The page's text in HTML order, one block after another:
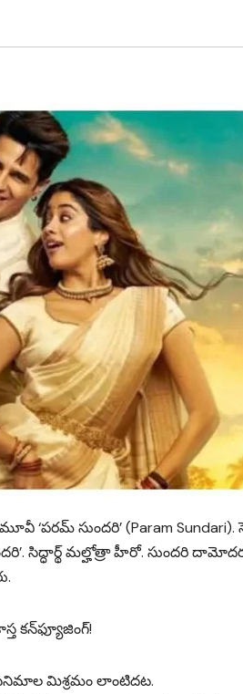
సుందరి’ (Param Sundari).
సిద్ధార్థ్‌ మల్హోత్రా హీరో. సుందరి
కన్‌ఫ్యూజింగ్‌!
సినిమాల మిశ్రమం లాంటిదట.